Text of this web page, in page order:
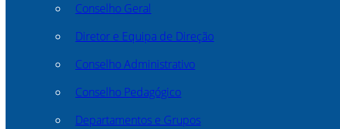
Conselho Geral
Diretor e Equipa de Direção
Conselho Administrativo
Conselho Pedagógico
Departamentos e Grupos